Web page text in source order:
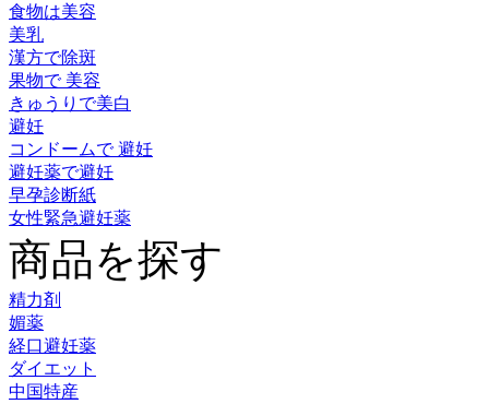
食物は美容
美乳
漢方で除斑
果物で 美容
きゅうりで美白
避妊
コンドームで 避妊
避妊薬で避妊
早孕診断紙
女性緊急避妊薬
商品を探す
精力剤
媚薬
経口避妊薬
ダイエット
中国特産